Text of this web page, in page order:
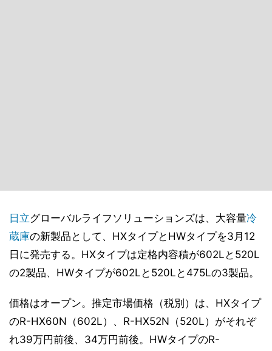
日立グローバルライフソリューションズは、大容量冷
蔵庫の新製品として、HXタイプとHWタイプを3月12
日に発売する。HXタイプは定格内容積が602Lと520L
の2製品、HWタイプが602Lと520Lと475Lの3製品。
価格はオープン。推定市場価格（税別）は、HXタイプ
のR-HX60N（602L）、R-HX52N（520L）がそれぞ
れ39万円前後、34万円前後。HWタイプのR-